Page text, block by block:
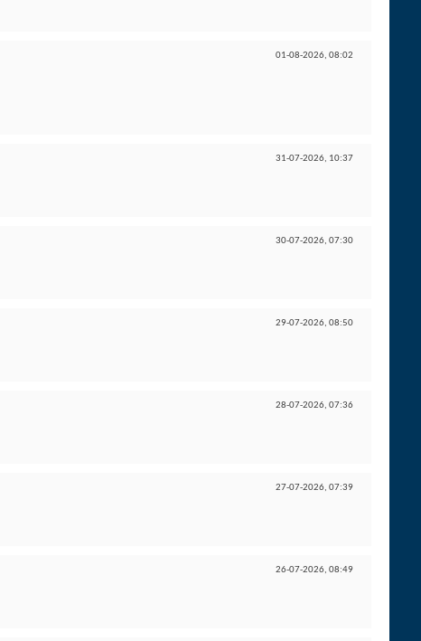
01-08-2026, 08:02
31-07-2026, 10:37
30-07-2026, 07:30
29-07-2026, 08:50
28-07-2026, 07:36
27-07-2026, 07:39
26-07-2026, 08:49